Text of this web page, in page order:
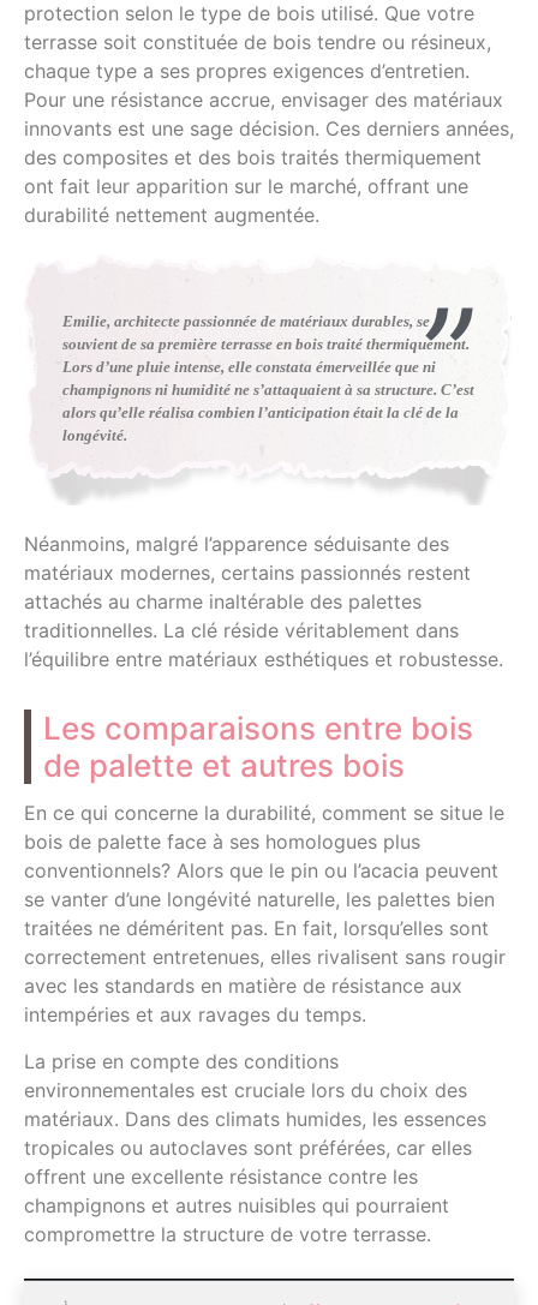
protection selon le type de bois utilisé. Que votre
terrasse soit constituée de bois tendre ou résineux,
chaque type a ses propres exigences d’entretien.
Pour une résistance accrue, envisager des matériaux
innovants est une sage décision. Ces derniers années,
des composites et des bois traités thermiquement
ont fait leur apparition sur le marché, offrant une
durabilité nettement augmentée.
Emilie, architecte passionnée de matériaux durables, se
souvient de sa première terrasse en bois traité thermiquement.
Lors d’une pluie intense, elle constata émerveillée que ni
champignons ni humidité ne s’attaquaient à sa structure. C’est
alors qu’elle réalisa combien l’anticipation était la clé de la
longévité.
Néanmoins, malgré l’apparence séduisante des
matériaux modernes, certains passionnés restent
attachés au charme inaltérable des palettes
traditionnelles. La clé réside véritablement dans
l’équilibre entre matériaux esthétiques et robustesse.
Les comparaisons entre bois
de palette et autres bois
En ce qui concerne la durabilité, comment se situe le
bois de palette face à ses homologues plus
conventionnels? Alors que le pin ou l’acacia peuvent
se vanter d’une longévité naturelle, les palettes bien
traitées ne déméritent pas. En fait, lorsqu’elles sont
correctement entretenues, elles rivalisent sans rougir
avec les standards en matière de résistance aux
intempéries et aux ravages du temps.
La prise en compte des conditions
environnementales est cruciale lors du choix des
matériaux. Dans des climats humides, les essences
tropicales ou autoclaves sont préférées, car elles
offrent une excellente résistance contre les
champignons et autres nuisibles qui pourraient
compromettre la structure de votre terrasse.